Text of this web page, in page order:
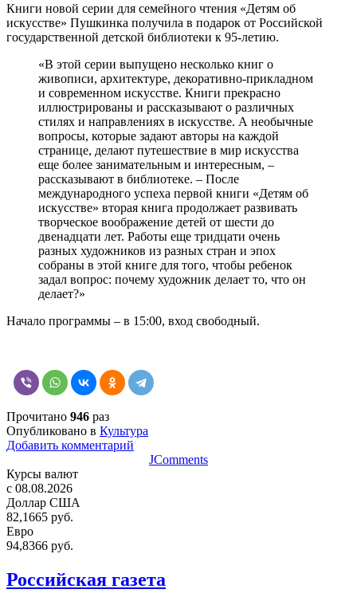
Книги новой серии для семейного чтения «Детям об
искусстве» Пушкинка получила в подарок от Российской
государственной детской библиотеки к 95-летию.
«В этой серии выпущено несколько книг о
живописи, архитектуре, декоративно-прикладном
и современном искусстве. Книги прекрасно
иллюстрированы и рассказывают о различных
стилях и направлениях в искусстве. А необычные
вопросы, которые задают авторы на каждой
странице, делают путешествие в мир искусства
еще более занимательным и интересным, –
рассказывают в библиотеке. – После
международного успеха первой книги «Детям об
искусстве» вторая книга продолжает развивать
творческое воображение детей от шести до
двенадцати лет. Работы еще тридцати очень
разных художников из разных стран и эпох
собраны в этой книге для того, чтобы ребенок
задал вопрос: почему художник делает то, что он
делает?»
Начало программы – в 15:00, вход свободный.
Прочитано 946 раз
Опубликовано в Культура
Добавить комментарий
JComments
Курсы валют
c 08.08.2026
Доллар США
82,1665 руб.
Евро
94,8366 руб.
Российская газета